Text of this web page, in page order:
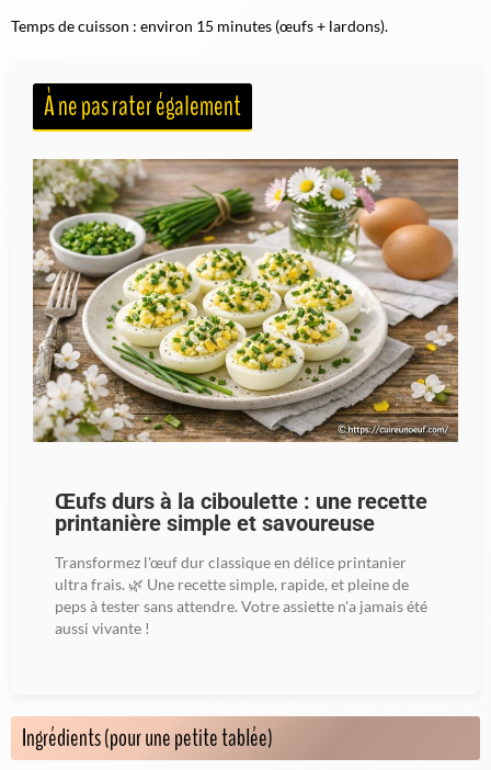
Temps de cuisson : environ 15 minutes (œufs + lardons).
À ne pas rater également
Œufs durs à la ciboulette : une recette
printanière simple et savoureuse
Transformez l'œuf dur classique en délice printanier
ultra frais. 🌿 Une recette simple, rapide, et pleine de
peps à tester sans attendre. Votre assiette n'a jamais été
aussi vivante !
Ingrédients (pour une petite tablée)